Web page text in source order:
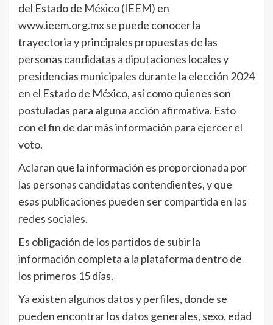
del Estado de México (IEEM) en
www.ieem.org.mx se puede conocer la
trayectoria y principales propuestas de las
personas candidatas a diputaciones locales y
presidencias municipales durante la elección 2024
en el Estado de México, así como quienes son
postuladas para alguna acción afirmativa. Esto
con el fin de dar más información para ejercer el
voto.
Aclaran que la información es proporcionada por
las personas candidatas contendientes, y que
esas publicaciones pueden ser compartida en las
redes sociales.
Es obligación de los partidos de subir la
información completa a la plataforma dentro de
los primeros 15 días.
Ya existen algunos datos y perfiles, donde se
pueden encontrar los datos generales, sexo, edad